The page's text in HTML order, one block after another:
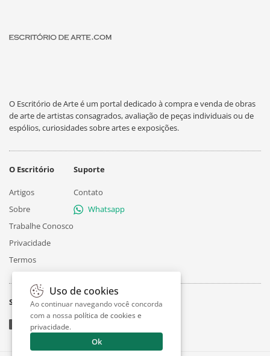
O Escritório de Arte é um portal dedicado à compra e venda de obras
de arte de artistas consagrados, avaliação de peças individuais ou de
espólios, curiosidades sobre artes e exposições.
O Escritório
Artigos
Sobre
Trabalhe Conosco
Privacidade
Termos
Suporte
Contato
Whatsapp
Siga
Uso de cookies
Ao continuar navegando você concorda
com a nossa política de cookies e
privacidade.
Ok